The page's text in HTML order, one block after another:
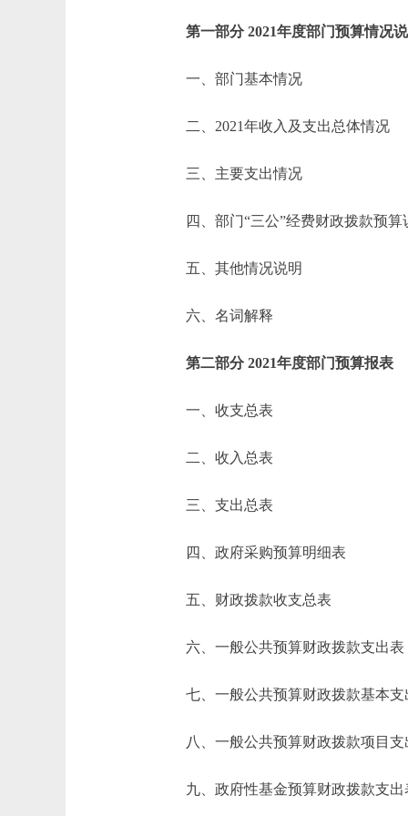
第一部分 2021年度部门预算情况
一、部门基本情况
二、2021年收入及支出总体情况
三、主要支出情况
四、部门“三公”经费财政拨款预算
五、其他情况说明
六、名词解释
第二部分 2021年度部门预算报表
一、收支总表
二、收入总表
三、支出总表
四、政府采购预算明细表
五、财政拨款收支总表
六、一般公共预算财政拨款支出表
七、一般公共预算财政拨款基本支
八、一般公共预算财政拨款项目支
九、政府性基金预算财政拨款支出